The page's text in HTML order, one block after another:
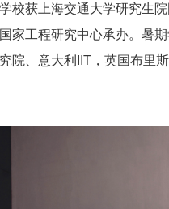
校获上海交通大学研究生
家工程研究中心承办。暑
院、意大利IIT，英国布里